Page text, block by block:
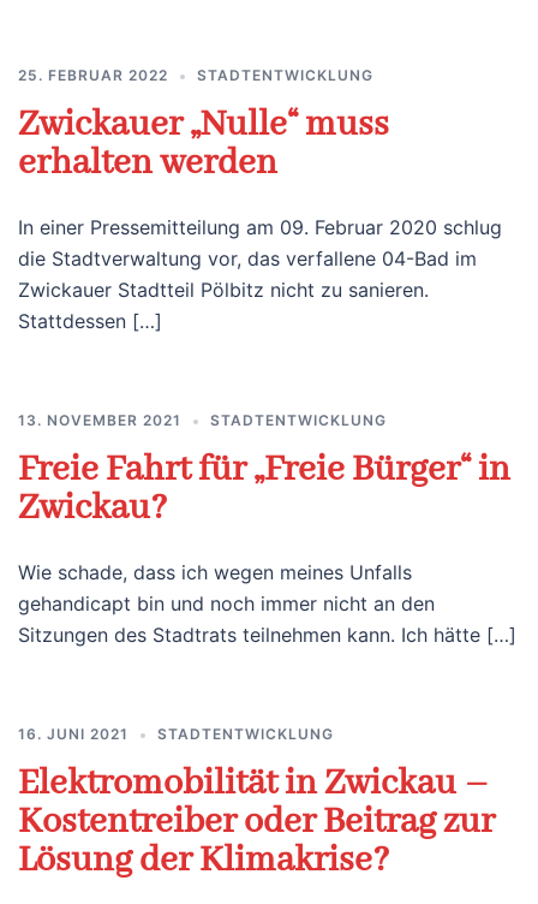
25. FEBRUAR 2022 STADTENTWICKLUNG
Zwickauer „Nulle“ muss
erhalten werden
In einer Pressemitteilung am 09. Februar 2020 schlug
die Stadtverwaltung vor, das verfallene 04-Bad im
Zwickauer Stadtteil Pölbitz nicht zu sanieren.
Stattdessen […]
13. NOVEMBER 2021 STADTENTWICKLUNG
Freie Fahrt für „Freie Bürger“ in
Zwickau?
Wie schade, dass ich wegen meines Unfalls
gehandicapt bin und noch immer nicht an den
Sitzungen des Stadtrats teilnehmen kann. Ich hätte […]
16. JUNI 2021 STADTENTWICKLUNG
Elektromobilität in Zwickau –
Kostentreiber oder Beitrag zur
Lösung der Klimakrise?